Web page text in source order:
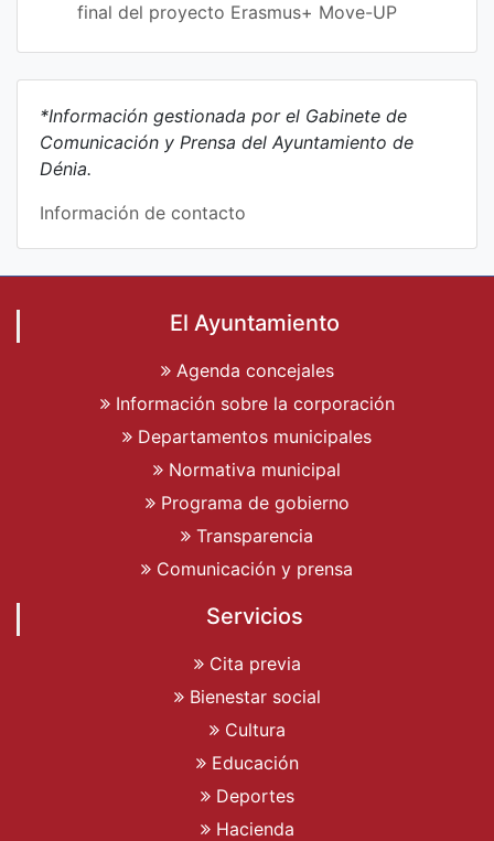
final del proyecto Erasmus+ Move-UP
*Información gestionada por el Gabinete de
Comunicación y Prensa del Ayuntamiento de
Dénia.
Información de contacto
El Ayuntamiento
Agenda concejales
Información sobre la corporación
Departamentos municipales
Normativa municipal
Programa de gobierno
Transparencia
Comunicación y prensa
Servicios
Cita previa
Bienestar social
Cultura
Educación
Deportes
Hacienda